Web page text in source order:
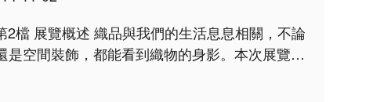
關，不論
是空間裝飾，都能看到織物的身影。本次展覽精